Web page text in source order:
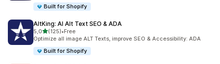
Built for Shopify
AltKing: AI Alt Text SEO & ADA
5,0na 5 gwiazdek
(125)
Łączna liczba recenzji: 125
•Free
Optimize all image ALT Texts, improve SEO & Accessibility: ADA
Built for Shopify